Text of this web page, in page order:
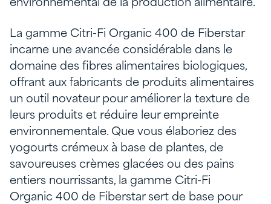
environnemental de la production alimentaire.
La gamme Citri-Fi Organic 400 de Fiberstar
incarne une avancée considérable dans le
domaine des fibres alimentaires biologiques,
offrant aux fabricants de produits alimentaires
un outil novateur pour améliorer la texture de
leurs produits et réduire leur empreinte
environnementale. Que vous élaboriez des
yogourts crémeux à base de plantes, de
savoureuses crèmes glacées ou des pains
entiers nourrissants, la gamme Citri-Fi
Organic 400 de Fiberstar sert de base pour